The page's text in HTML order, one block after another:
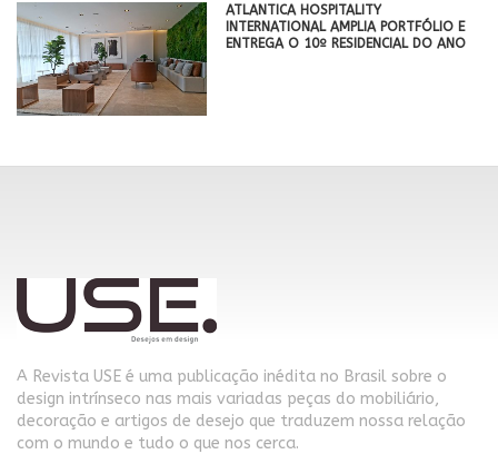
ATLANTICA HOSPITALITY
INTERNATIONAL AMPLIA PORTFÓLIO E
ENTREGA O 10º RESIDENCIAL DO ANO
A Revista USE é uma publicação inédita no Brasil sobre o
design intrínseco nas mais variadas peças do mobiliário,
decoração e artigos de desejo que traduzem nossa relação
com o mundo e tudo o que nos cerca.